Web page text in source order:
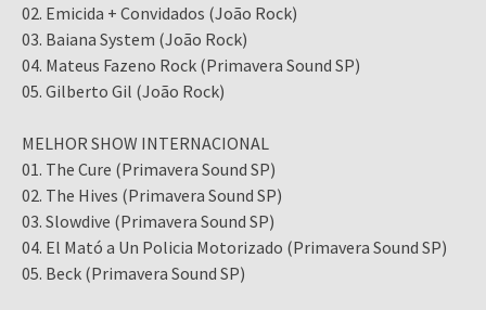
02. Emicida + Convidados (João Rock)
03. Baiana System (João Rock)
04. Mateus Fazeno Rock (Primavera Sound SP)
05. Gilberto Gil (João Rock)
MELHOR SHOW INTERNACIONAL
01. The Cure (Primavera Sound SP)
02. The Hives (Primavera Sound SP)
03. Slowdive (Primavera Sound SP)
04. El Mató a Un Policia Motorizado (Primavera Sound SP)
05. Beck (Primavera Sound SP)